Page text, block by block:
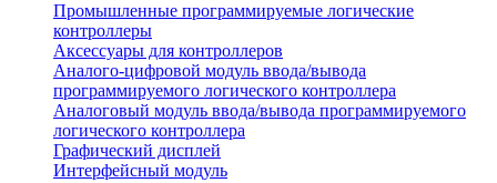
Промышленные программируемые логические
контроллеры
Аксессуары для контроллеров
Аналого-цифровой модуль ввода/вывода
программируемого логического контроллера
Аналоговый модуль ввода/вывода программируемого
логического контроллера
Графический дисплей
Интерфейсный модуль